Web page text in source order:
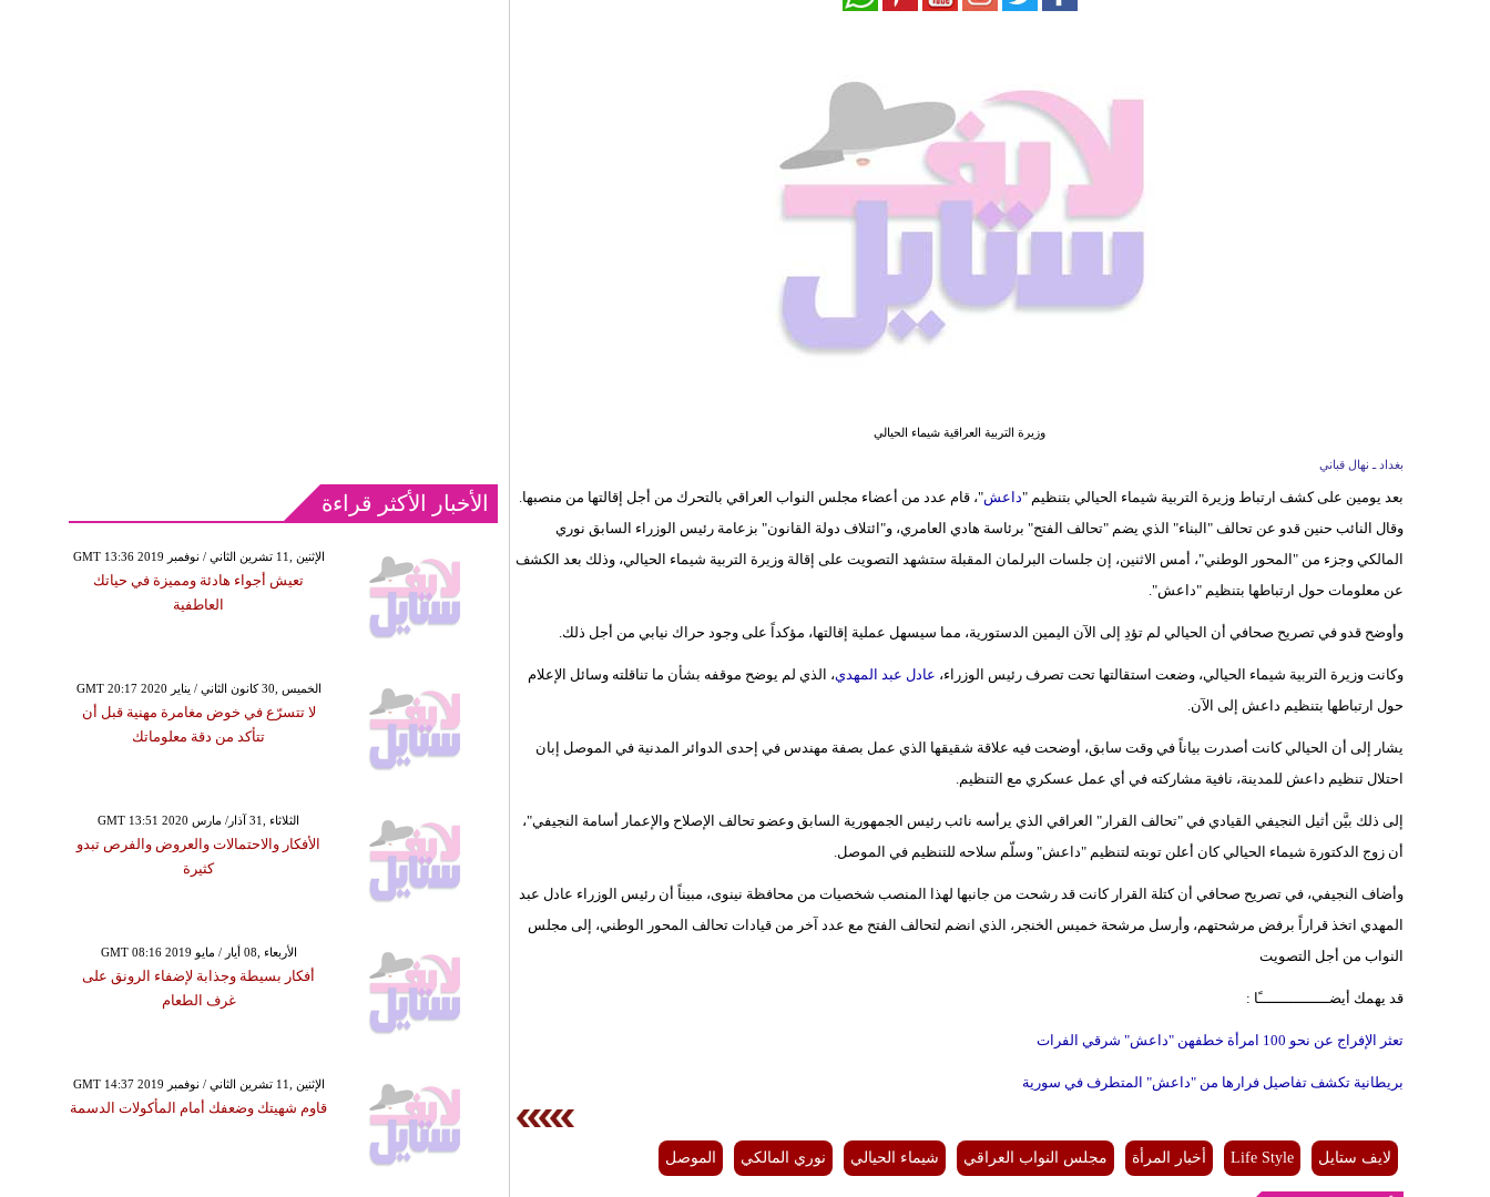
وزيرة التربية العراقية شيماء الحيالي
بغداد ـ نهال قباني
بعد يومين على كشف ارتباط وزيرة التربية شيماء الحيالي بتنظيم "داعش"، قام عدد من أعضاء مجلس النواب العراقي بالتحرك من أجل إقالتها من منصبها.
وقال النائب حنين قدو عن تحالف "البناء" الذي يضم "تحالف الفتح" برئاسة هادي العامري، و"ائتلاف دولة القانون" بزعامة رئيس الوزراء السابق نوري
المالكي وجزء من "المحور الوطني"، أمس الاثنين، إن جلسات البرلمان المقبلة ستشهد التصويت على إقالة وزيرة التربية شيماء الحيالي، وذلك بعد الكشف
عن معلومات حول ارتباطها بتنظيم "داعش".
وأوضح قدو في تصريح صحافي أن الحيالي لم تؤدِ إلى الآن اليمين الدستورية، مما سيسهل عملية إقالتها، مؤكداً على وجود حراك نيابي من أجل ذلك.
وكانت وزيرة التربية شيماء الحيالي، وضعت استقالتها تحت تصرف رئيس الوزراء، عادل عبد المهدي، الذي لم يوضح موقفه بشأن ما تناقلته وسائل الإعلام
حول ارتباطها بتنظيم داعش إلى الآن.
يشار إلى أن الحيالي كانت أصدرت بياناً في وقت سابق، أوضحت فيه علاقة شقيقها الذي عمل بصفة مهندس في إحدى الدوائر المدنية في الموصل إبان
احتلال تنظيم داعش للمدينة، نافية مشاركته في أي عمل عسكري مع التنظيم.
إلى ذلك بيَّن أثيل النجيفي القيادي في "تحالف القرار" العراقي الذي يرأسه نائب رئيس الجمهورية السابق وعضو تحالف الإصلاح والإعمار أسامة النجيفي"،
أن زوج الدكتورة شيماء الحيالي كان أعلن توبته لتنظيم "داعش" وسلّم سلاحه للتنظيم في الموصل.
وأضاف النجيفي، في تصريح صحافي أن كتلة القرار كانت قد رشحت من جانبها لهذا المنصب شخصيات من محافظة نينوى، مبيناً أن رئيس الوزراء عادل عبد
المهدي اتخذ قراراً برفض مرشحتهم، وأرسل مرشحة خميس الخنجر، الذي انضم لتحالف الفتح مع عدد آخر من قيادات تحالف المحور الوطني، إلى مجلس
النواب من أجل التصويت
قد يهمك أيضــــــــــــــــًا :
تعثر الإفراج عن نحو 100 امرأة خطفهن "داعش" شرقي الفرات
بريطانية تكشف تفاصيل فرارها من "داعش" المتطرف في سورية
لايف ستايل Life Style أخبار المرأة مجلس النواب العراقي شيماء الحيالي نوري المالكي الموصل
الأخبار الأكثر قراءة
GMT 13:36 2019 الإثنين ,11 تشرين الثاني / نوفمبر
تعيش أجواء هادئة ومميزة في حياتك
العاطفية
GMT 20:17 2020 الخميس ,30 كانون الثاني / يناير
لا تتسرّع في خوض مغامرة مهنية قبل أن
تتأكد من دقة معلوماتك
GMT 13:51 2020 الثلاثاء ,31 آذار/ مارس
الأفكار والاحتمالات والعروض والفرص تبدو
كثيرة
GMT 08:16 2019 الأربعاء ,08 أيار / مايو
أفكار بسيطة وجذابة لإضفاء الرونق على
غرف الطعام
GMT 14:37 2019 الإثنين ,11 تشرين الثاني / نوفمبر
قاوم شهيتك وضعفك أمام المأكولات الدسمة